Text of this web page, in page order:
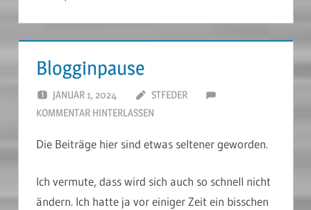
Blogginpause
JANUAR 1, 2024
STFEDER
KOMMENTAR HINTERLASSEN
Die Beiträge hier sind etwas seltener geworden.
Ich vermute, dass wird sich auch so schnell nicht
ändern. Ich hatte ja vor einiger Zeit ein bisschen